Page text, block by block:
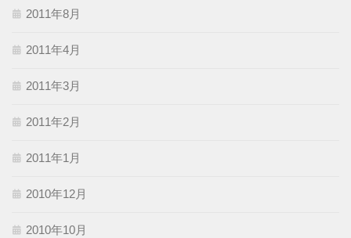
2011年8月
2011年4月
2011年3月
2011年2月
2011年1月
2010年12月
2010年10月